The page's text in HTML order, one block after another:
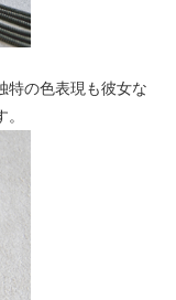
特の色表現も彼女な